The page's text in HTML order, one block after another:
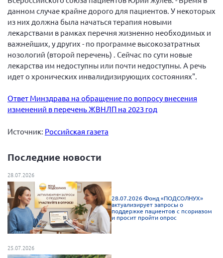
Брянская область
Владимирская область
Волгоградская область
Воронежская область
Ивановская область
Кемеровская область
Краснодарский край
Ленинградская область
г. Москва
Московская область
Мурманская область
Нижегородская область
данном случае крайне дорого для пациентов. У некоторых
из них должна была начаться терапия новыми
лекарствами в рамках перечня жизненно необходимых и
важнейших, у других - по программе высокозатратных
нозологий (второй перечень) . Сейчас по сути новые
лекарства им недоступны или почти недоступны. А речь
идет о хронических инвалидизирующих состояниях".
Ответ Минздрава на обращение по вопросу внесения
изменений в перечень ЖВНЛП на 2023 год
Источник: Российская газета
Последние новости
28.07.2026
28.07.2026 Фонд «ПОДСОЛНУХ»
актуализирует запросы о
поддержке пациентов с псориазом
и просит пройти опрос
25.07.2026